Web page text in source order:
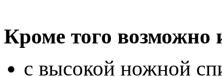
Кроме того возможно
с высокой ножной